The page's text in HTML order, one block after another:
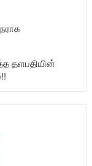
தளபதியின்